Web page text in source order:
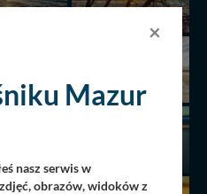
×
Mazur
nasz serwis w
obrazów, widoków z